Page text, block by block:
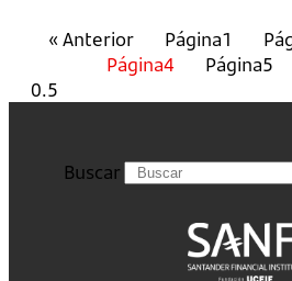
« Anterior Página1
Página4 Página5
Buscar